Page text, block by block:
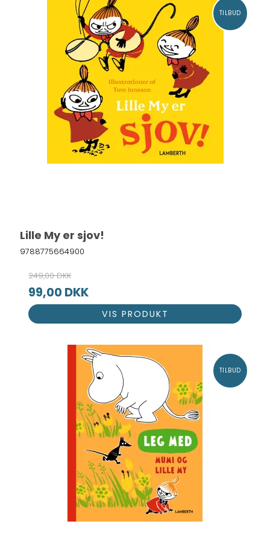
TILBUD
Lille My er sjov!
9788775664900
249,00 DKK
99,00 DKK
VIS PRODUKT
TILBUD